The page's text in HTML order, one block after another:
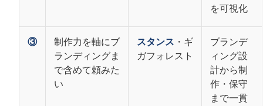
を可視化
③
制作力を軸にブ
ランディングま
で含めて頼みた
い
スタンス ・ギ
ガフォレスト
ブランデ
ィング設
計から制
作・保守
まで一貫